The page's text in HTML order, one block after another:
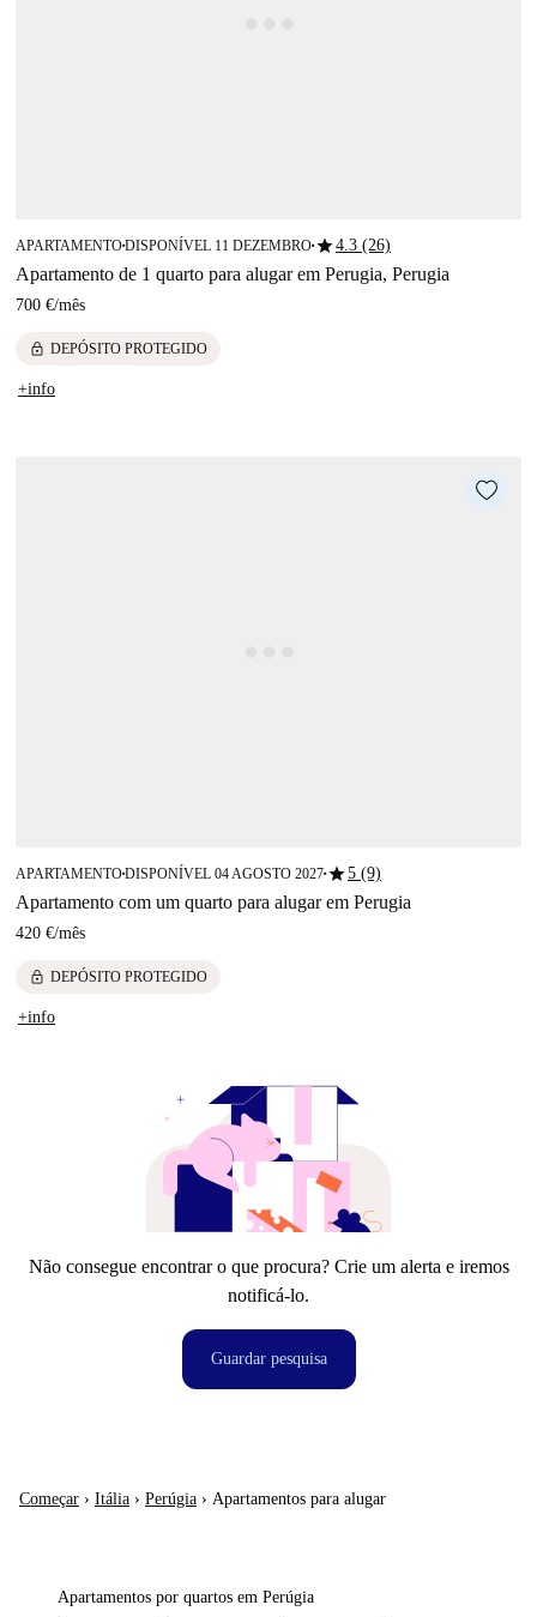
APARTAMENTO■DISPONÍVEL 11 DEZEMBRO■star4.3 (26)
Apartamento de 1 quarto para alugar em Perugia, Perugia
700 €/mês
lock DEPÓSITO PROTEGIDO
+info
APARTAMENTO■DISPONÍVEL 04 AGOSTO 2027■star5 (9)
Apartamento com um quarto para alugar em Perugia
420 €/mês
lock DEPÓSITO PROTEGIDO
+info
Não consegue encontrar o que procura? Crie um alerta e iremos
notificá-lo.
Guardar pesquisa
Começar › Itália › Perúgia › Apartamentos para alugar
Apartamentos por quartos em Perúgia